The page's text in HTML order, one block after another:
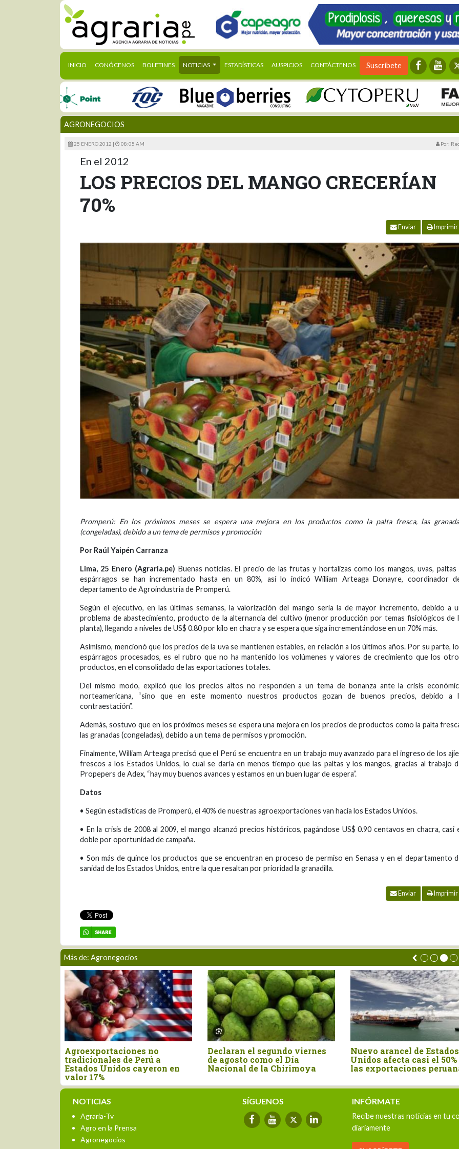
INICIO (CURRENT)
CONÓCENOS BOLETINES NOTICIAS ESTADÍSTICAS AUSPICIOS CONTÁCTENOS Suscríbete
AGRONEGOCIOS
25 ENERO 2012 | 08:05 AM Por:
En el 2012
LOS PRECIOS DEL MANGO CRECERÍAN
70%
Enviar Imprimir
Promperú: En los próximos meses se espera una mejora en los productos como la palta fresca, las
(congeladas), debido a un tema de permisos y promoción
Por Raúl Yaipén Carranza
Lima, 25 Enero (Agraria.pe) Buenas noticias. El precio de las frutas y hortalizas como los mangos, uvas, paltas
espárragos se han incrementado hasta en un 80%, así lo indicó William Arteaga Donayre, coordinador
departamento de Agroindustria de Promperú.
Según el ejecutivo, en las últimas semanas, la valorización del mango sería la de mayor incremento, debido a
problema de abastecimiento, producto de la alternancia del cultivo (menor producción por temas fisiológicos de
planta), llegando a niveles de US$ 0.80 por kilo en chacra y se espera que siga incrementándose en un 70% más.
Asimismo, mencionó que los precios de la uva se mantienen estables, en relación a los últimos años. Por su parte,
espárragos procesados, es el rubro que no ha mantenido los volúmenes y valores de crecimiento que los
productos, en el consolidado de las exportaciones totales.
Del mismo modo, explicó que los precios altos no responden a un tema de bonanza ante la crisis
norteamericana, “sino que en este momento nuestros productos gozan de buenos precios, debido a
contraestación”.
Además, sostuvo que en los próximos meses se espera una mejora en los precios de productos como la palta
las granadas (congeladas), debido a un tema de permisos y promoción.
Finalmente, William Arteaga precisó que el Perú se encuentra en un trabajo muy avanzado para el ingreso de los
frescos a los Estados Unidos, lo cual se daría en menos tiempo que las paltas y los mangos, gracias al trabajo
Propepers de Adex, “hay muy buenos avances y estamos en un buen lugar de espera”.
Datos
• Según estadísticas de Promperú, el 40% de nuestras agroexportaciones van hacia los Estados Unidos.
• En la crisis de 2008 al 2009, el mango alcanzó precios históricos, pagándose US$ 0.90 centavos en chacra, casi
doble por oportunidad de campaña.
• Son más de quince los productos que se encuentran en proceso de permiso en Senasa y en el departamento
sanidad de los Estados Unidos, entre la que resaltan por prioridad la granadilla.
Enviar Imprimir
Más de: Agronegocios
Nuevo arancel de Estados
Unidos afecta casi el 50% de
las exportaciones peruanas
Perú importó canela entera
por US$ 15.4 millones en el
primer semestre del año
La castaña amazónica, el
fruto que demuestra que el
bosque en pie también
palta
valor
NOTICIAS
Agraria-Tv
Agro en la Prensa
Agronegocios
SÍGUENOS INFÓRMATE
Recibe nuestras noticias en tu
diariamente